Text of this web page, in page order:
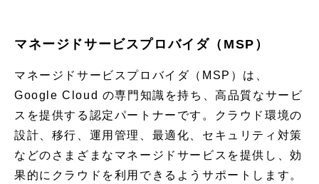
マネージドサービスプロバイダ（MSP）
マネージドサービスプロバイダ（MSP）は、
Google Cloud の専門知識を持ち、高品質なサービ
スを提供する認定パートナーです。クラウド環境の
設計、移行、運用管理、最適化、セキュリティ対策
などのさまざまなマネージドサービスを提供し、効
果的にクラウドを利用できるようサポートします。